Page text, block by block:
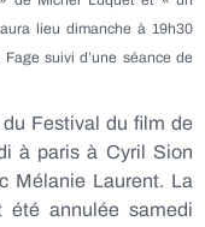
lieu dimanche à 19h30
suivi d’une séance de
Festival du film de
à paris à Cyril Sion
Mélanie Laurent. La
été annulée samedi